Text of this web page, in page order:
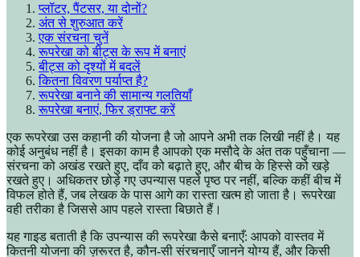
प्लॉटर, पैंटसर, या दोनों?
अंत से शुरुआत करें
एक संरचना चुनें
रूपरेखा को बीट्स के रूप में बनाएं
बीट्स को दृश्यों में बदलें
कितना विवरण पर्याप्त है?
रूपरेखा बनाने की सामान्य गलतियाँ
रूपरेखा बनाएं, फिर ड्राफ्ट करें
एक रूपरेखा उस कहानी की योजना है जो आपने अभी तक लिखी नहीं है। यह
कोई अनुबंध नहीं है। इसका काम है आपको एक मसौदे के अंत तक पहुँचाना —
संरचना को अखंड रखते हुए, दाँव को बढ़ाते हुए, और बीच के हिस्से को खड़े
रखते हुए। अधिकतर छोड़े गए उपन्यास पहले पृष्ठ पर नहीं, बल्कि कहीं बीच में
विफल होते हैं, जब लेखक के पास आगे का रास्ता खत्म हो जाता है। रूपरेखा
वही तरीका है जिससे आप पहले रास्ता बिछाते हैं।
यह गाइड बताती है कि उपन्यास की रूपरेखा कैसे बनाएँ: आपको वास्तव में
कितनी योजना की ज़रूरत है, कौन-सी संरचनाएँ जानने योग्य हैं, और किसी